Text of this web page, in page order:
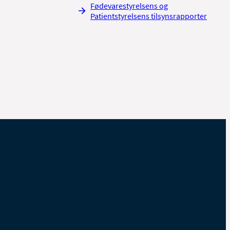
Fødevarestyrelsens og
Patientstyrelsens tilsynsrapporter